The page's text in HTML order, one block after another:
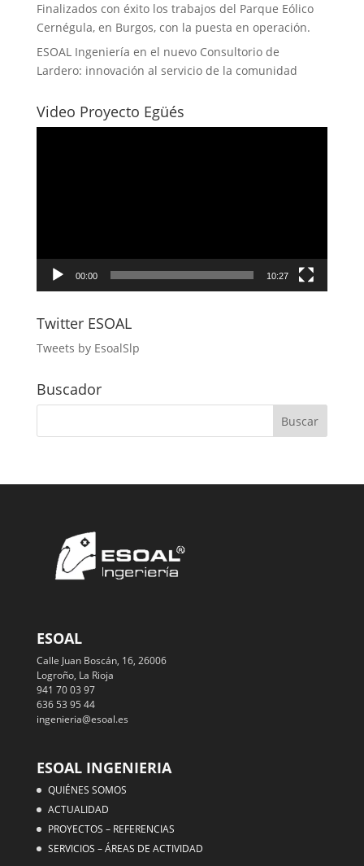
Finalizados con éxito los trabajos del Parque Eólico
Cernégula, en Burgos, con la puesta en operación.
ESOAL Ingeniería en el nuevo Consultorio de
Lardero: innovación al servicio de la comunidad
Video Proyecto Egüés
00:00 10:27
Twitter ESOAL
Tweets by EsoalSlp
Buscador
ESOAL
Calle Juan Boscán, 16, 26006
Logroño, La Rioja
941 70 03 97
636 53 95 44
ingenieria@esoal.es
ESOAL INGENIERIA
QUIÉNES SOMOS
ACTUALIDAD
PROYECTOS – REFERENCIAS
SERVICIOS – ÁREAS DE ACTIVIDAD